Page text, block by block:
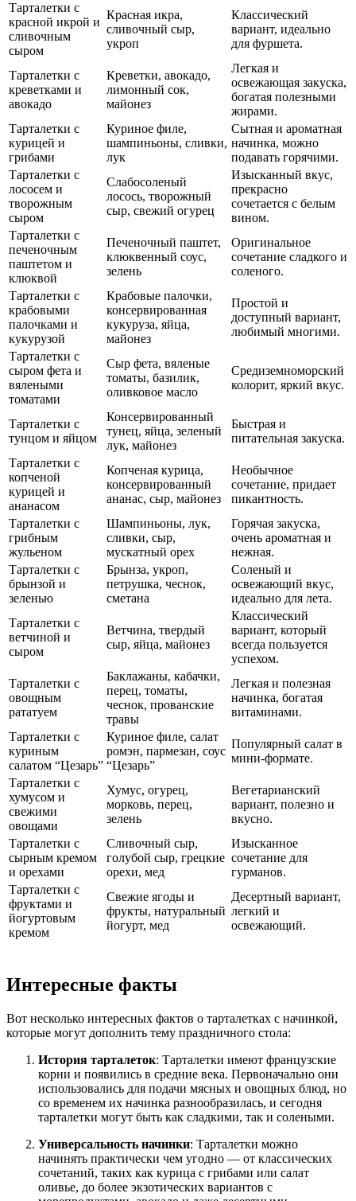
Тарталетки с
красной икрой и
сливочным
сыром
Красная икра,
сливочный сыр,
укроп
Классический
вариант, идеально
для фуршета.
Тарталетки с
креветками и
авокадо
Креветки, авокадо,
лимонный сок,
майонез
Легкая и
освежающая закуска,
богатая полезными
жирами.
Тарталетки с
курицей и
грибами
Куриное филе,
шампиньоны, сливки,
лук
Сытная и ароматная
начинка, можно
подавать горячими.
Тарталетки с
лососем и
творожным
сыром
Слабосоленый
лосось, творожный
сыр, свежий огурец
Изысканный вкус,
прекрасно
сочетается с белым
вином.
Тарталетки с
печеночным
паштетом и
клюквой
Печеночный паштет,
клюквенный соус,
зелень
Оригинальное
сочетание сладкого и
соленого.
Тарталетки с
крабовыми
палочками и
кукурузой
Крабовые палочки,
консервированная
кукуруза, яйца,
майонез
Простой и
доступный вариант,
любимый многими.
Тарталетки с
сыром фета и
вялеными
томатами
Сыр фета, вяленые
томаты, базилик,
оливковое масло
Средиземноморский
колорит, яркий вкус.
Тарталетки с
тунцом и яйцом
Консервированный
тунец, яйца, зеленый
лук, майонез
Быстрая и
питательная закуска.
Тарталетки с
копченой
курицей и
ананасом
Копченая курица,
консервированный
ананас, сыр, майонез
Необычное
сочетание, придает
пикантность.
Тарталетки с
грибным
жульеном
Шампиньоны, лук,
сливки, сыр,
мускатный орех
Горячая закуска,
очень ароматная и
нежная.
Тарталетки с
брынзой и
зеленью
Брынза, укроп,
петрушка, чеснок,
сметана
Соленый и
освежающий вкус,
идеально для лета.
Тарталетки с
ветчиной и
сыром
Ветчина, твердый
сыр, яйца, майонез
Классический
вариант, который
всегда пользуется
успехом.
Тарталетки с
овощным
рататуем
Баклажаны, кабачки,
перец, томаты,
чеснок, прованские
травы
Легкая и полезная
начинка, богатая
витаминами.
Тарталетки с
куриным
салатом “Цезарь”
Куриное филе, салат
ромэн, пармезан, соус
“Цезарь”
Популярный салат в
мини-формате.
Тарталетки с
хумусом и
свежими
овощами
Хумус, огурец,
морковь, перец,
зелень
Вегетарианский
вариант, полезно и
вкусно.
Тарталетки с
сырным кремом
и орехами
Сливочный сыр,
голубой сыр, грецкие
орехи, мед
Изысканное
сочетание для
гурманов.
Тарталетки с
фруктами и
йогуртовым
кремом
Свежие ягоды и
фрукты, натуральный
йогурт, мед
Десертный вариант,
легкий и
освежающий.
Интересные факты
Вот несколько интересных фактов о тарталетках с начинкой,
которые могут дополнить тему праздничного стола:
История тарталеток: Тарталетки имеют французские
корни и появились в средние века. Первоначально они
использовались для подачи мясных и овощных блюд, но
со временем их начинка разнообразилась, и сегодня
тарталетки могут быть как сладкими, так и солеными.
Универсальность начинки: Тарталетки можно
начинять практически чем угодно — от классических
сочетаний, таких как курица с грибами или салат
оливье, до более экзотических вариантов с